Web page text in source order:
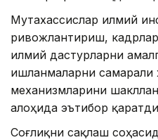
Мутахассислар илмий
ривожлантириш,
илмий дастурларни
ишланмаларни
механизмларини
алоҳида эътибор
Соғлиқни сақлаш